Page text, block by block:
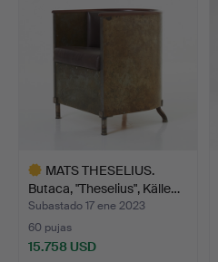
MATS THESELIUS.
Butaca, "Theselius", Källe…
Subastado 17 ene 2023
60 pujas
15.758 USD